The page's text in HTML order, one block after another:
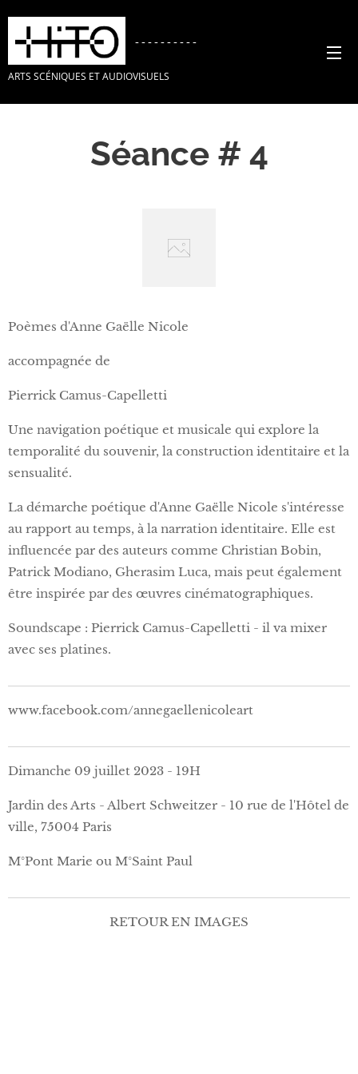
----------
ARTS SCÉNIQUES ET AUDIOVISUELS
Séance # 4
Poèmes d'Anne Gaëlle Nicole
accompagnée de
Pierrick Camus-Capelletti
Une navigation poétique et musicale qui explore la
temporalité du souvenir, la construction identitaire et la
sensualité.
La démarche poétique d'Anne Gaëlle Nicole s'intéresse
au rapport au temps, à la narration identitaire. Elle est
influencée par des auteurs comme Christian Bobin,
Patrick Modiano, Gherasim Luca, mais peut également
être inspirée par des œuvres cinématographiques.
Soundscape : Pierrick Camus-Capelletti - il va mixer
avec ses platines.
www.facebook.com/annegaellenicoleart
Dimanche 09 juillet 2023 - 19H
Jardin des Arts - Albert Schweitzer - 10 rue de l'Hôtel de
ville, 75004 Paris
M°Pont Marie ou M°Saint Paul
RETOUR EN IMAGES